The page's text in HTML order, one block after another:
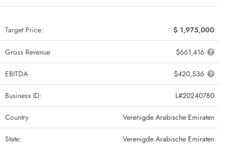
Target Price: $ 1,975,000
Gross Revenue $661,416
EBITDA $420,536
Business ID: L#20240780
Country Verenigde Arabische Emiraten
State: Verenigde Arabische Emiraten